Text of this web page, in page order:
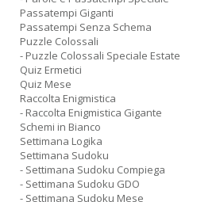
Passatempi Giganti
Passatempi Senza Schema
Puzzle Colossali
- Puzzle Colossali Speciale Estate
Quiz Ermetici
Quiz Mese
Raccolta Enigmistica
- Raccolta Enigmistica Gigante
Schemi in Bianco
Settimana Logika
Settimana Sudoku
- Settimana Sudoku Compiega
- Settimana Sudoku GDO
- Settimana Sudoku Mese